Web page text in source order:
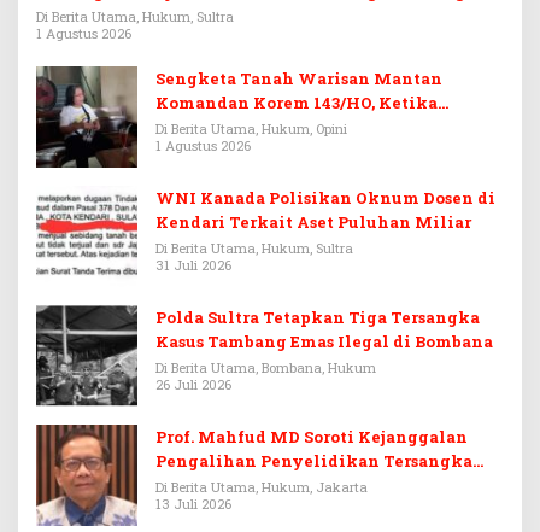
Rp3,6 Miliar
Di Berita Utama, Hukum, Sultra
1 Agustus 2026
Sengketa Tanah Warisan Mantan
Komandan Korem 143/HO, Ketika
Warisan Menjadi Arena Pemerasan
Di Berita Utama, Hukum, Opini
1 Agustus 2026
WNI Kanada Polisikan Oknum Dosen di
Kendari Terkait Aset Puluhan Miliar
Di Berita Utama, Hukum, Sultra
31 Juli 2026
Polda Sultra Tetapkan Tiga Tersangka
Kasus Tambang Emas Ilegal di Bombana
Di Berita Utama, Bombana, Hukum
26 Juli 2026
Prof. Mahfud MD Soroti Kejanggalan
Pengalihan Penyelidikan Tersangka
Febrie Adriansyah
Di Berita Utama, Hukum, Jakarta
13 Juli 2026